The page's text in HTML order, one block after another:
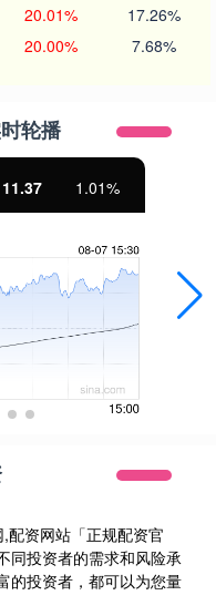
20.01% 17.26%
20.00% 7.68%
轮播
11.37 1.01%
配资网站「正规配资官
同投资者的需求和风险承
的投资者，都可以为您量